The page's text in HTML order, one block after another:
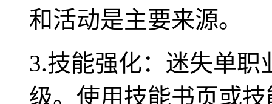
和活动是主要来源。
3.技能强化：迷失单
级。使用技能书页或